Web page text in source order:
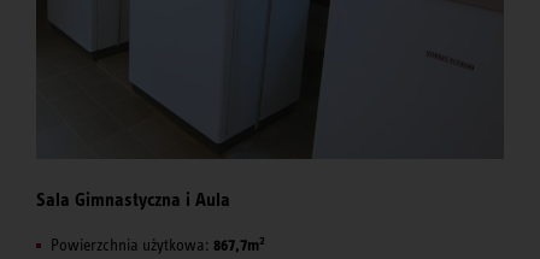
Sala Gimnastyczna i Aula
Powierzchnia użytkowa: 867,7m2